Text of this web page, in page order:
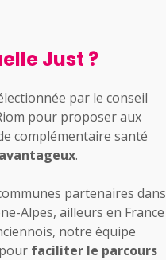
Just ?
par le conseil
pour proposer aux
complémentaire santé
.
partenaires dans
Alpes, ailleurs en France
notre équipe
faciliter le parcours